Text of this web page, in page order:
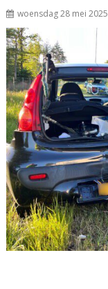
woensdag 28 mei 2025